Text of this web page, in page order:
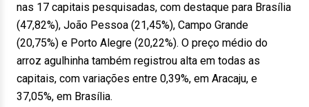
nas 17 capitais pesquisadas, com destaque para Brasília
(47,82%), João Pessoa (21,45%), Campo Grande
(20,75%) e Porto Alegre (20,22%). O preço médio do
arroz agulhinha também registrou alta em todas as
capitais, com variações entre 0,39%, em Aracaju, e
37,05%, em Brasília.